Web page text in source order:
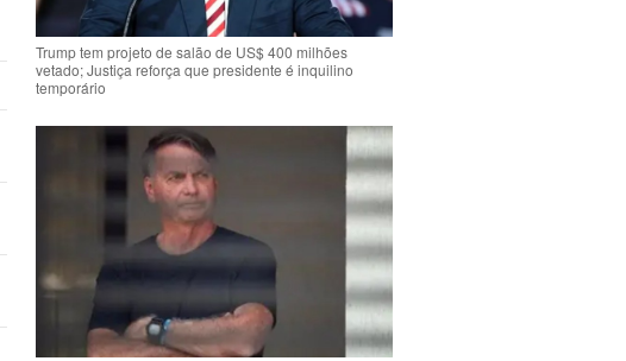
Trump tem projeto de salão de US$ 400 milhões
vetado; Justiça reforça que presidente é inquilino
temporário